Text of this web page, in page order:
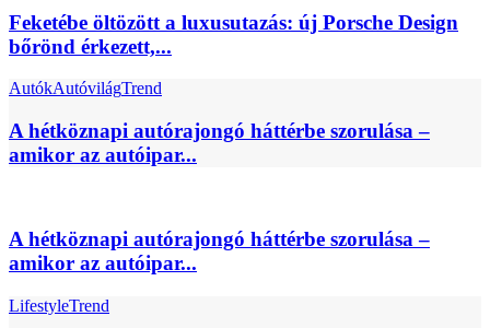
Feketébe öltözött a luxusutazás: új Porsche Design
bőrönd érkezett,...
AutókAutóvilágTrend
A hétköznapi autórajongó háttérbe szorulása –
amikor az autóipar...
A hétköznapi autórajongó háttérbe szorulása –
amikor az autóipar...
LifestyleTrend